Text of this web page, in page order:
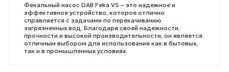
Фекальный насос DAB Feka VS – это надежное и
эффективное устройство, которое отлично
справляется с задачами по перекачиванию
загрязненных вод. Благодаря своей надежности,
прочности и высокой производительности, он является
отличным выбором для использования как в бытовых,
так и в промышленных условиях.